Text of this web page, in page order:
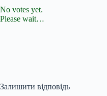
No votes yet.
Please wait…
Залишити відповідь